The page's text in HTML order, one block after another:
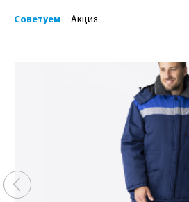
Советуем Акция